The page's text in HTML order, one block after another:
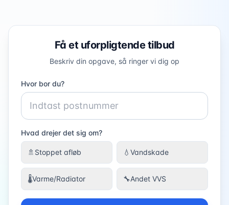
Få et uforpligtende tilbud
Beskriv din opgave, så ringer vi dig op
Hvor bor du?
Hvad drejer det sig om?
🚿 Stoppet afløb 💧 Vandskade
🌡️Varme/Radiator 🔧Andet VVS